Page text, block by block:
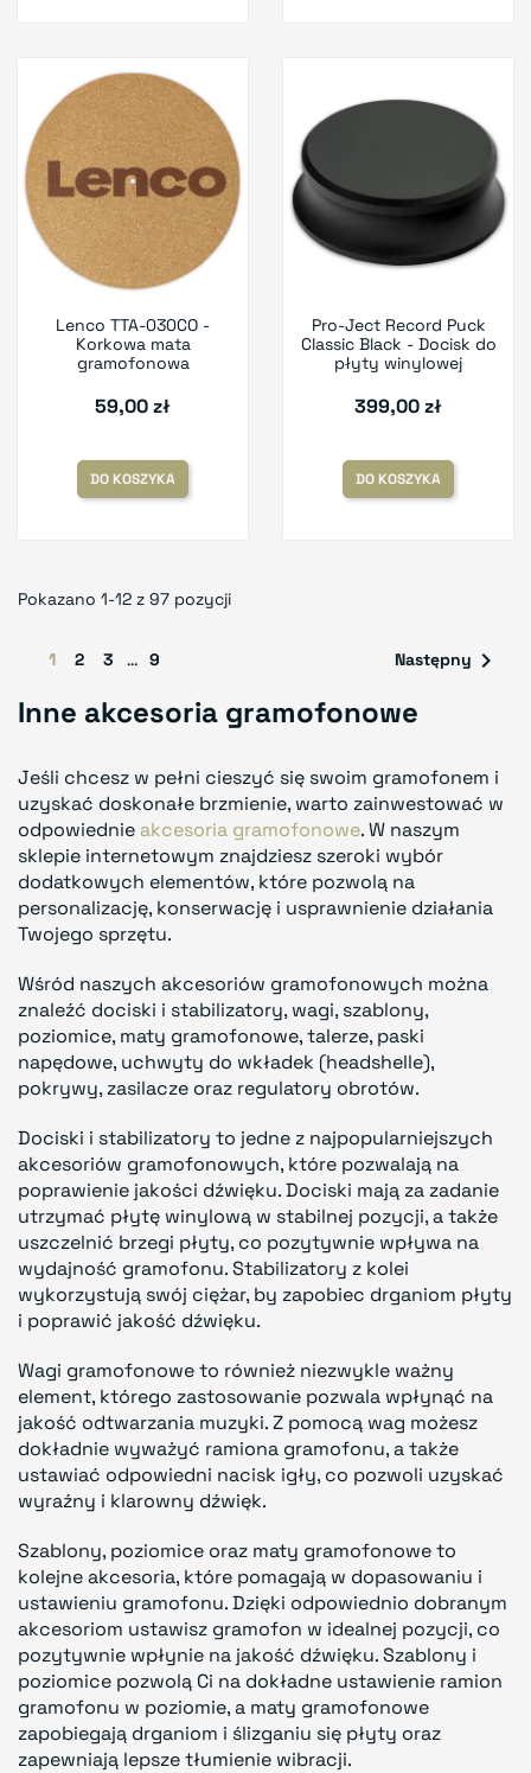
Lenco TTA-030CO -
Korkowa mata
gramofonowa
59,00 zł
DO KOSZYKA
Pro-Ject Record Puck
Classic Black - Docisk do
płyty winylowej
399,00 zł
DO KOSZYKA
Pokazano 1-12 z 97 pozycji
1 2 3 … 9 Następny 
Inne akcesoria gramofonowe
Jeśli chcesz w pełni cieszyć się swoim gramofonem i
uzyskać doskonałe brzmienie, warto zainwestować w
odpowiednie akcesoria gramofonowe. W naszym
sklepie internetowym znajdziesz szeroki wybór
dodatkowych elementów, które pozwolą na
personalizację, konserwację i usprawnienie działania
Twojego sprzętu.
Wśród naszych akcesoriów gramofonowych można
znaleźć dociski i stabilizatory, wagi, szablony,
poziomice, maty gramofonowe, talerze, paski
napędowe, uchwyty do wkładek (headshelle),
pokrywy, zasilacze oraz regulatory obrotów.
Dociski i stabilizatory to jedne z najpopularniejszych
akcesoriów gramofonowych, które pozwalają na
poprawienie jakości dźwięku. Dociski mają za zadanie
utrzymać płytę winylową w stabilnej pozycji, a także
uszczelnić brzegi płyty, co pozytywnie wpływa na
wydajność gramofonu. Stabilizatory z kolei
wykorzystują swój ciężar, by zapobiec drganiom płyty
i poprawić jakość dźwięku.
Wagi gramofonowe to również niezwykle ważny
element, którego zastosowanie pozwala wpłynąć na
jakość odtwarzania muzyki. Z pomocą wag możesz
dokładnie wyważyć ramiona gramofonu, a także
ustawiać odpowiedni nacisk igły, co pozwoli uzyskać
wyraźny i klarowny dźwięk.
Szablony, poziomice oraz maty gramofonowe to
kolejne akcesoria, które pomagają w dopasowaniu i
ustawieniu gramofonu. Dzięki odpowiednio dobranym
akcesoriom ustawisz gramofon w idealnej pozycji, co
pozytywnie wpłynie na jakość dźwięku. Szablony i
poziomice pozwolą Ci na dokładne ustawienie ramion
gramofonu w poziomie, a maty gramofonowe
zapobiegają drganiom i ślizganiu się płyty oraz
zapewniają lepsze tłumienie wibracji.